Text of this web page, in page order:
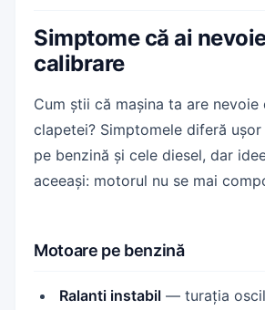
Simptome că ai
calibrare
Cum știi că mașina ta are nevoie
clapetei? Simptomele diferă
pe benzină și cele diesel, dar
aceeași: motorul nu se mai
Motoare pe benzină
Ralanti instabil — turația